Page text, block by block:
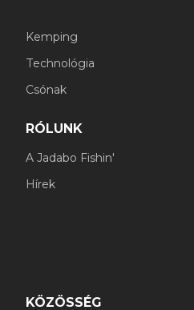
Kemping
Technológia
Csónak
RÓLUNK
A Jadabo Fishin'
Hírek
KÖZÖSSÉG